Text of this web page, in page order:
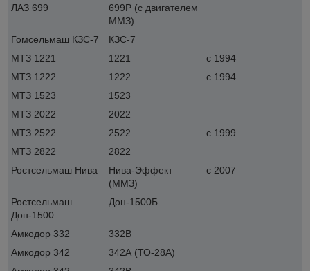
ЛАЗ 699
699Р (с двигателем
ММЗ)
Гомсельмаш КЗС-7
КЗС-7
МТЗ 1221
1221
с 1994
МТЗ 1222
1222
с 1994
МТЗ 1523
1523
МТЗ 2022
2022
МТЗ 2522
2522
с 1999
МТЗ 2822
2822
Ростсельмаш Нива
Нива-Эффект
(ММЗ)
с 2007
Ростсельмаш
Дон-1500
Дон-1500Б
Амкодор 332
332В
Амкодор 342
342А (ТО-28А)